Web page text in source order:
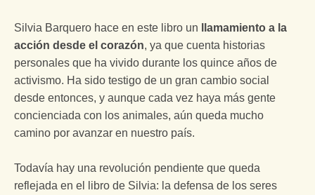
Silvia Barquero hace en este libro un
llamamiento a la
acción desde el corazón, ya que cuenta historias
personales que ha vivido durante los quince años de
activismo. Ha sido testigo de un gran cambio social
desde entonces, y aunque cada vez haya más gente
concienciada con los animales, aún queda mucho
camino por avanzar en nuestro país.
Todavía hay una revolución pendiente que queda
reflejada en el libro de Silvia: la defensa de los seres